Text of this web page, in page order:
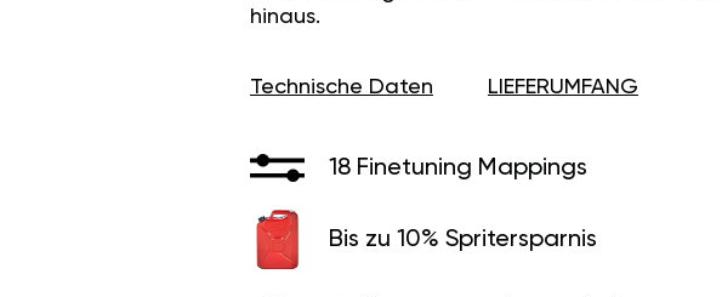
hinaus.
Technische Daten LIEFERUMFANG
18 Finetuning Mappings
Bis zu 10% Spritersparnis